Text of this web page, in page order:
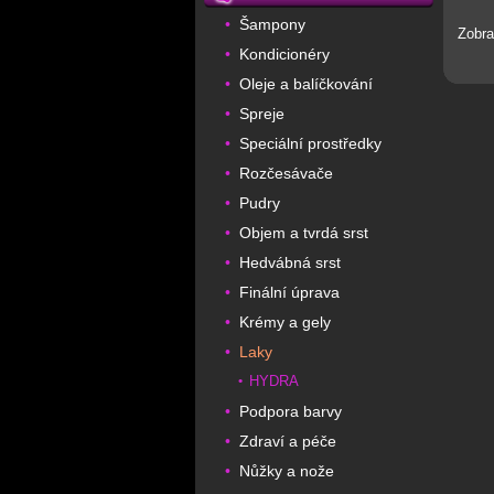
• Šampony
• Kondicionéry
• Oleje a balíčkování
• Spreje
• Speciální prostředky
• Rozčesávače
• Pudry
• Objem a tvrdá srst
• Hedvábná srst
• Finální úprava
• Krémy a gely
• Laky
• HYDRA
• Podpora barvy
• Zdraví a péče
• Nůžky a nože